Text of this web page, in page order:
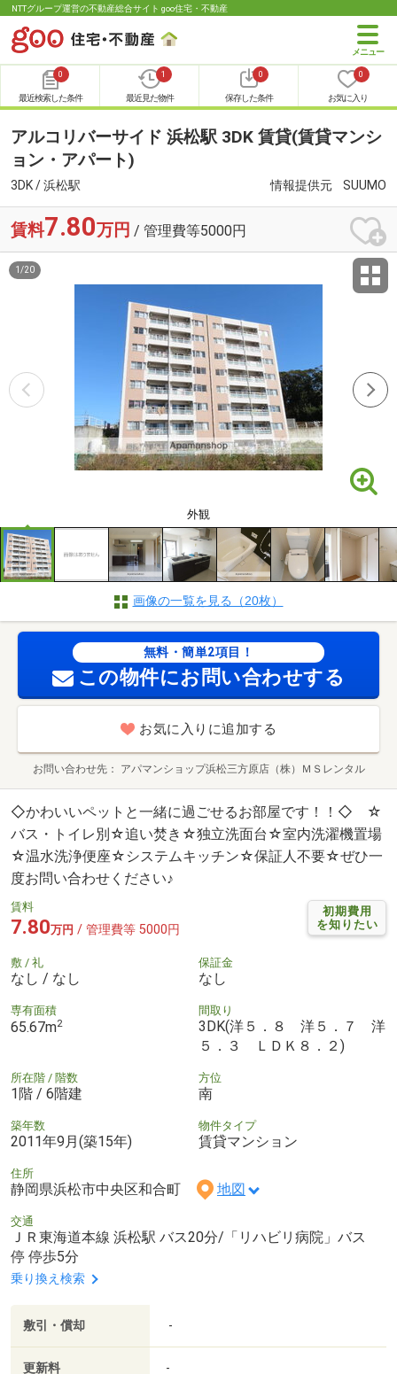
NTTグループ運営の不動産総合サイト goo住宅・不動産
0
最近検索した条件
1
最近見た物件
0
保存した条件
0
お気に入り
アルコリバーサイド 浜松駅 3DK 賃貸(賃貸マンシ
ョン・アパート)
3DK / 浜松駅 情報提供元 SUUMO
賃料7.80万円 / 管理費等5000円
外観
1 /20
画像の一覧を見る（20枚）
無料・簡単2項目！
この物件にお問い合わせする
お気に入りに追加する
お問い合わせ先 アパマンショップ浜松三方原店（株）ＭＳレンタル
◇かわいいペットと一緒に過ごせるお部屋です！！◇ ☆
バス・トイレ別☆追い焚き☆独立洗面台☆室内洗濯機置場
☆温水洗浄便座☆システムキッチン☆保証人不要☆ぜひ一
度お問い合わせください♪
初期費用
を知りたい
賃料
7.80万円 / 管理費等 5000円
敷 / 礼
なし / なし
保証金
なし
専有面積
65.67m2
間取り
3DK(洋５．８ 洋５．７ 洋
５．３ ＬＤＫ８．２)
所在階 / 階数
1階 / 6階建
方位
南
築年数
2011年9月(築15年)
物件タイプ
賃貸マンション
住所
静岡県浜松市中央区和合町 地図
交通
ＪＲ東海道本線 浜松駅 バス20分/「リハビリ病院」バス
停 停歩5分
乗り換え検索
敷引・償却 -
更新料 -